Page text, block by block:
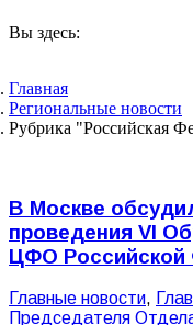
Вы здесь:
Главная
Pегиональные новости
Рубрика "Российская
В Москве
проведения VI
ЦФО Российской
Главные новости,
Председателя